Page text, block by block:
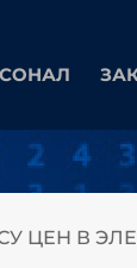
ЦЕН В